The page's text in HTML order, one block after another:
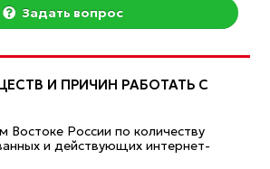
Задать вопрос
И ПРИЧИН РАБОТАТЬ С
России по количеству
и действующих интернет-